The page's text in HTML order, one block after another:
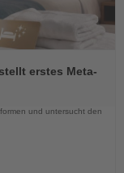
erstes Meta-
und untersucht den